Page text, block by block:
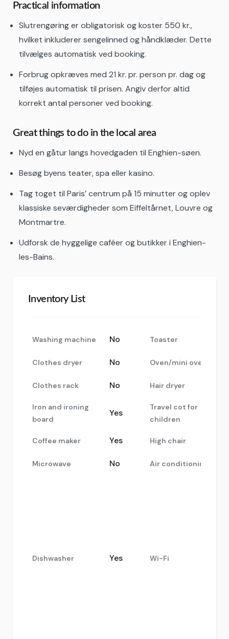
Practical information
Slutrengøring er obligatorisk og koster 550 kr.,
hvilket inkluderer sengelinned og håndklæder. Dette
tilvælges automatisk ved booking.
Forbrug opkræves med 21 kr. pr. person pr. dag og
tilføjes automatisk til prisen. Angiv derfor altid
korrekt antal personer ved booking.
Great things to do in the local area
Nyd en gåtur langs hovedgaden til Enghien-søen.
Besøg byens teater, spa eller kasino.
Tag toget til Paris’ centrum på 15 minutter og oplev
klassiske seværdigheder som Eiffeltårnet, Louvre og
Montmartre.
Udforsk de hyggelige caféer og butikker i Enghien-
les-Bains.
Inventory List
Washing machine No Toaster
Clothes dryer No Oven/mini oven
Clothes rack No Hair dryer
Iron and ironing
board
Yes
Travel cot for
children
Coffee maker Yes High chair
Microwave No Air conditioning
Dishwasher Yes Wi-Fi